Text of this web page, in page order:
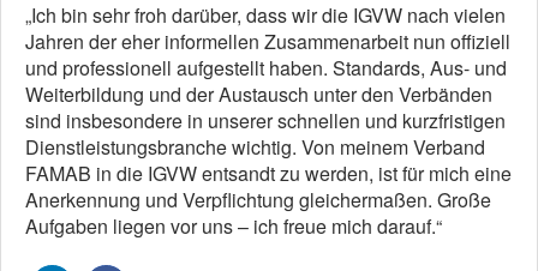
„Ich bin sehr froh darüber, dass wir die IGVW nach vielen
Jahren der eher informellen Zusammenarbeit nun offiziell
und professionell aufgestellt haben. Standards, Aus- und
Weiterbildung und der Austausch unter den Verbänden
sind insbesondere in unserer schnellen und kurzfristigen
Dienstleistungsbranche wichtig. Von meinem Verband
FAMAB in die IGVW entsandt zu werden, ist für mich eine
Anerkennung und Verpflichtung gleichermaßen. Große
Aufgaben liegen vor uns – ich freue mich darauf.“